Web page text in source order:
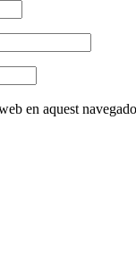
en aquest